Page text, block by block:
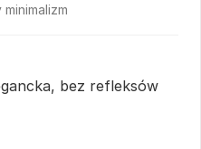
bez refleksów